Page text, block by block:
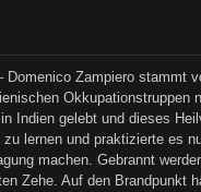
Zampiero stammt
Okkupationstruppen
Indien gelebt und dieses
lernen und praktizierte es
machen. Gebrannt
Zehe. Auf den Brandpunkt